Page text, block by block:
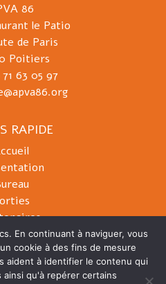
86
le Patio
de Paris
Poitiers
63 05 97
RAPIDE
En continuant à naviguer, vous
cookie à des fins de mesure
aident à identifier le contenu qui
qu'à repérer certains